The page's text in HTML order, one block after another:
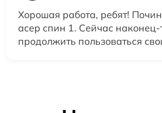
Хорошая работа, ребят!
асер спин 1. Сейчас наконец-
продолжить пользоваться